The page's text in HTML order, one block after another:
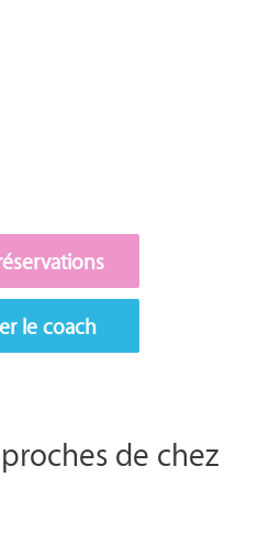
le coach
de chez